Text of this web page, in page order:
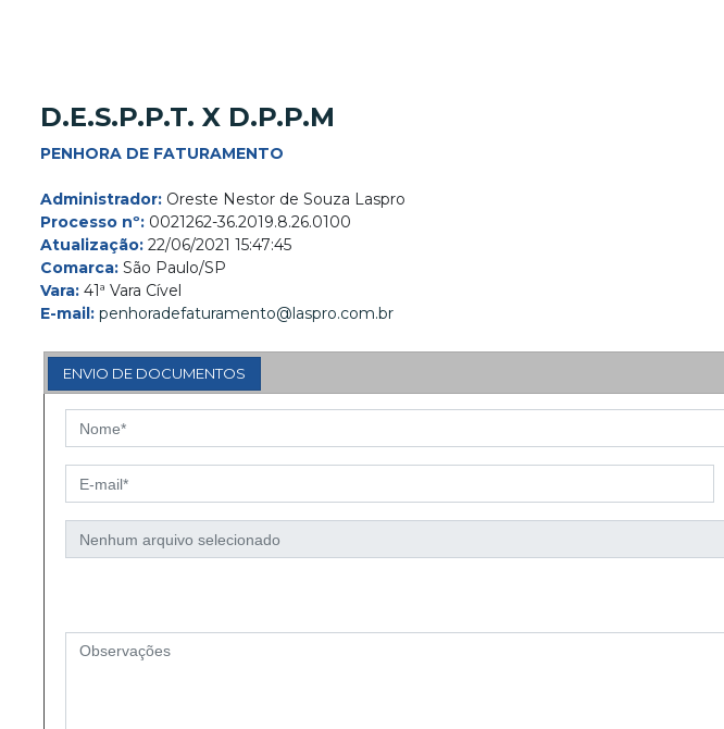
D.E.S.P.P.T. X D.P.P.M
PENHORA DE FATURAMENTO
Administrador: Oreste Nestor de Souza Laspro
Processo nº: 0021262-36.2019.8.26.0100
Atualização: 22/06/2021 15:47:45
Comarca: São Paulo/SP
Vara: 41ª Vara Cível
E-mail: penhoradefaturamento@laspro.com.br
ENVIO DE DOCUMENTOS